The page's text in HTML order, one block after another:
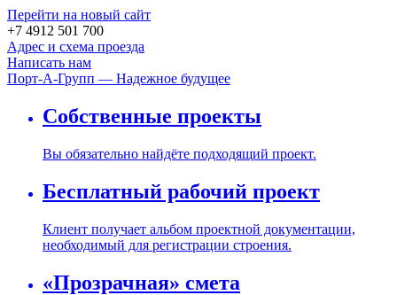
Перейти на новый сайт
+7 4912 501 700
Адрес и схема проезда
Написать нам
Порт-А-Групп — Надежное будущее
Собственные проекты
Вы обязательно найдёте подходящий проект.
Бесплатный рабочий проект
Клиент получает альбом проектной документации,
необходимый для регистрации строения.
«Прозрачная» смета